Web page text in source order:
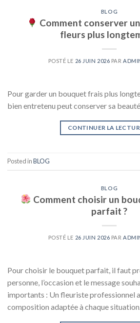
BLOG
Comment conserver
fleurs plus
POSTÉ LE 26 JUIN 2026 PAR
Pour garder un bouquet frais plus
bien entretenu peut conserver sa
CONTINUER LA
Posted inBLOG
BLOG
Comment choisir un
parfait ?
POSTÉ LE 26 JUIN 2026 PAR
Pour choisir le bouquet parfait, il faut
personne, l’occasion et le message
importants : Un fleuriste professionnel
composition adaptée à chaque